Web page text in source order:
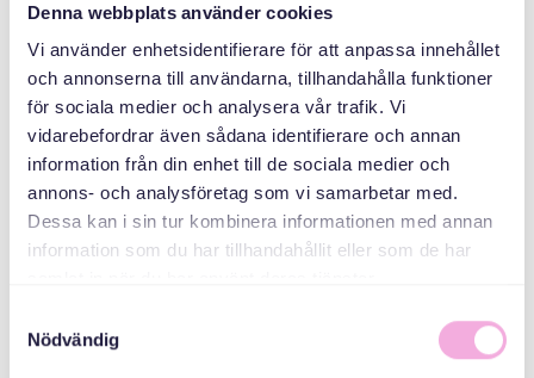
Denna webbplats använder cookies
Vi använder enhetsidentifierare för att anpassa innehållet
och annonserna till användarna, tillhandahålla funktioner
för sociala medier och analysera vår trafik. Vi
vidarebefordrar även sådana identifierare och annan
information från din enhet till de sociala medier och
annons- och analysföretag som vi samarbetar med.
Dessa kan i sin tur kombinera informationen med annan
information som du har tillhandahållit eller som de har
Nödvändig
bokningen@svenskamedbaby.se